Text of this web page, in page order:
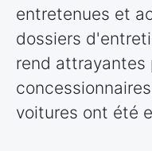
entretenues et
dossiers
rend attrayantes
voitures ont été